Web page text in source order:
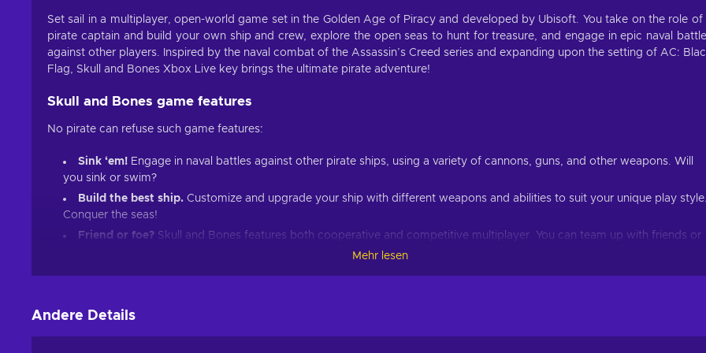
Set sail in a multiplayer, open-world game set in the Golden Age of Piracy and developed by Ubisoft. You take on the role of
pirate captain and build your own ship and crew, explore the open seas to hunt for treasure, and engage in epic naval
against other players. Inspired by the naval combat of the Assassin’s Creed series and expanding upon the setting of AC:
Flag, Skull and Bones Xbox Live key brings the ultimate pirate adventure!
Skull and Bones game features
No pirate can refuse such game features:
Sink ‘em! Engage in naval battles against other pirate ships, using a variety of cannons, guns, and other weapons. Will
you sink or swim?
Build the best ship. Customize and upgrade your ship with different weapons and abilities to suit your unique play style.
Conquer the seas!
Friend or foe? Skull and Bones features both cooperative and competitive multiplayer. You can team up with friends or
Hunt for treasure.
Mehr lesen
Andere Details